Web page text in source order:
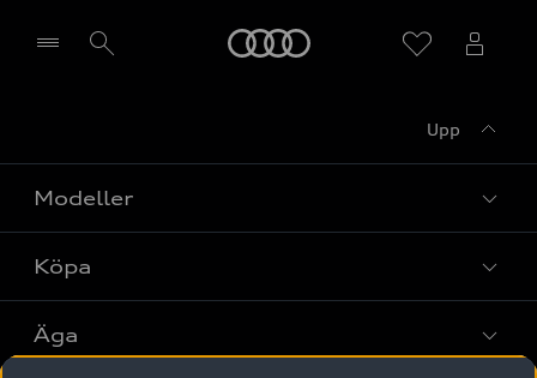
Upp
Modeller
Alla modeller
Elbilar
Köpa
Privaterbjudanden
Äga